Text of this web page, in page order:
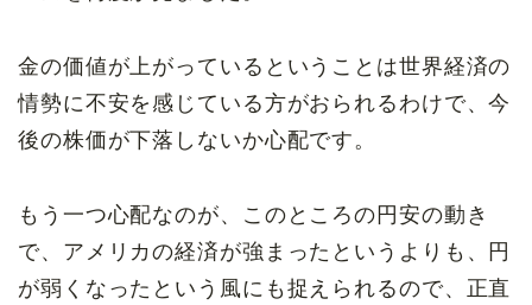
金の価値が上がっているということは世界経済の
情勢に不安を感じている方がおられるわけで、今
後の株価が下落しないか心配です。
もう一つ心配なのが、このところの円安の動き
で、アメリカの経済が強まったというよりも、円
が弱くなったという風にも捉えられるので、正直